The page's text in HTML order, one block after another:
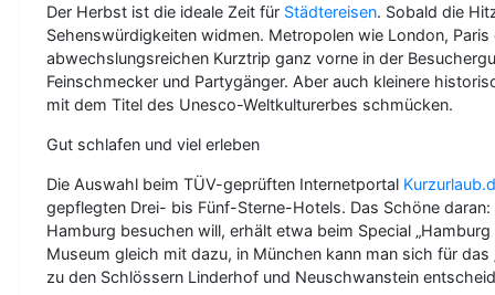
Der Herbst ist die ideale Zeit für Städtereisen. Sobald die
Sehenswürdigkeiten widmen. Metropolen wie London,
abwechslungsreichen Kurztrip ganz vorne in der
Feinschmecker und Partygänger. Aber auch kleinere
mit dem Titel des Unesco-Weltkulturerbes schmücken.
Gut schlafen und viel erleben
Die Auswahl beim TÜV-geprüften Internetportal
gepflegten Drei- bis Fünf-Sterne-Hotels. Das Schöne
Hamburg besuchen will, erhält etwa beim Special
Museum gleich mit dazu, in München kann man sich für
zu den Schlössern Linderhof und Neuschwanstein